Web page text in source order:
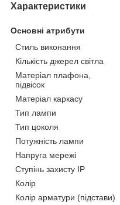
Характеристики
Основні атрибути
Стиль виконання
Кількість джерел світла
Матеріал плафона,
підвісок
Матеріал каркасу
Тип лампи
Тип цоколя
Потужність лампи
Напруга мережі
Ступінь захисту IP
Колір
Колір арматури (підстави)